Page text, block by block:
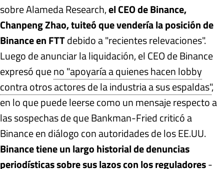
sobre Alameda Research,el CEO de Binance,
Chanpeng Zhao, tuiteó que vendería la posición de
Binance en FTTdebido a "recientes relevaciones".
Luego de anunciar la liquidación, el CEO de Binance
expresó queno "apoyaría a quienes hacen lobby
contra otros actores de la industria a sus espaldas",
en lo que puede leerse como un mensaje respecto a
las sospechas de que Bankman-Fried criticó a
Binance en diálogo con autoridades de los EE.UU.
Binance tiene un largo historial de denuncias
periodísticas sobre sus lazos con los reguladores-